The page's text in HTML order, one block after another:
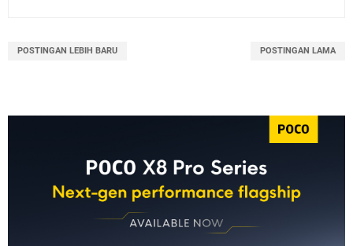
POSTINGAN LEBIH BARU POSTINGAN LAMA